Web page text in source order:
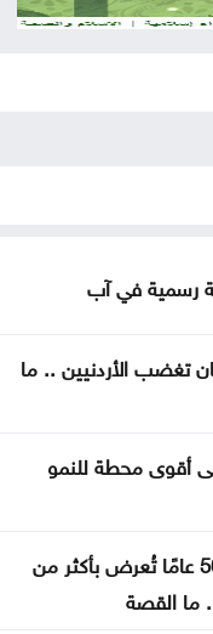
إلى مقاول
أمانة عمّان تبدأ المرحلة الأولى بإدخال 50 آلية لتطوير
مع دعوات
في غزة
إيطاليا تعليق
رسمية في آب
تغضب الأردنيين .. ما
أقوى محطة للنمو
سيارة عمرها أكثر من 50 عامًا تُعرض بأكثر من
القصة